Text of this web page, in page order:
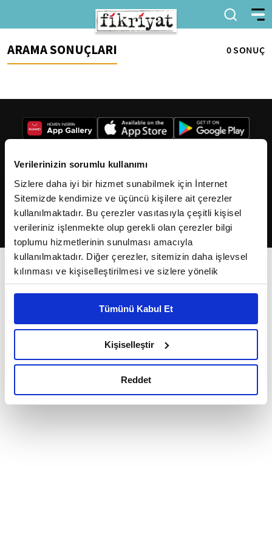
Verilerinizin sorumlu kullanımı
Sizlere daha iyi bir hizmet sunabilmek için İnternet
Sitemizde kendimize ve üçüncü kişilere ait çerezler
kullanılmaktadır. Bu çerezler vasıtasıyla çeşitli kişisel
verileriniz işlenmekte olup gerekli olan çerezler bilgi
toplumu hizmetlerinin sunulması amacıyla
kullanılmaktadır. Diğer çerezler, sitemizin daha işlevsel
kılınması ve kişiselleştirilmesi ve sizlere yönelik
reklam/pazarlama faaliyetlerinin yapılması, amaçlarıyla
Çerezlere ilişkin tercihlerinizi çerez paneli vasıtasıyla
belirleyebilirsiniz. Çerezlere ilişkin detaylı bilgi için
Ayarlar butonuna tıklayabilir,Çerez Bilgilendirme
Metnimizi ziyaret edebilirsiniz.
okumak ve sitemizi ziyaretiniz kapsamında
Tümünü Kabul Et
Kişiselleştir
Reddet
ARAMA SONUÇLARI 0 SONUÇ
2026Fikriyat. Tüm hakları saklıdır.